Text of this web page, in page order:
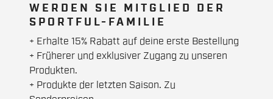
WERDEN SIE MITGLIED DER
SPORTFUL-FAMILIE
+ Erhalte 15% Rabatt auf deine erste Bestellung
+ Früherer und exklusiver Zugang zu unseren
Produkten.
+ Produkte der letzten Saison. Zu